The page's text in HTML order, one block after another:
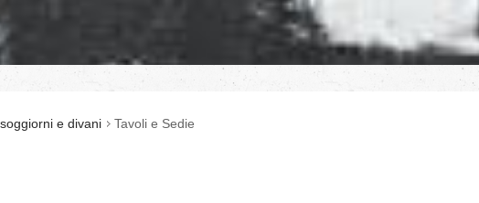
e divani Tavoli e Sedie